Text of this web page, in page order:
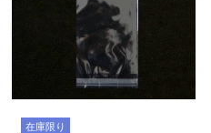
在庫限り